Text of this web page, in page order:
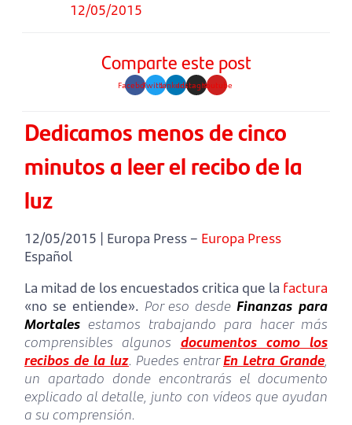
12/05/2015
Comparte este post
FacebookTwitterLinkedinInstagramYoutube
Dedicamos menos de cinco
minutos a leer el recibo de la
luz
12/05/2015 | Europa Press – Europa Press
Español
La mitad de los encuestados critica que la factura
«no se entiende». Por eso desdeFinanzas para
Mortales estamos trabajando para hacer más
comprensibles algunos documentos como los
recibos de la luz. Puedes entrarEn Letra Grande,
un apartado donde encontrarás el documento
explicado al detalle, junto con vídeos que ayudan
a su comprensión.